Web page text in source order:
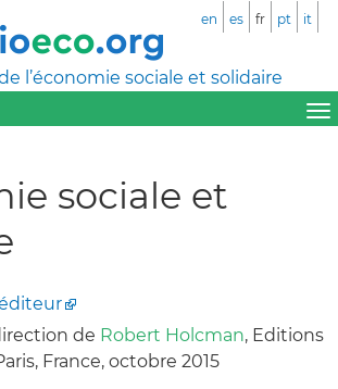
l’économie sociale et solidaire
en es fr pt it
sociale et
de Robert Holcman, Editions
France, octobre 2015